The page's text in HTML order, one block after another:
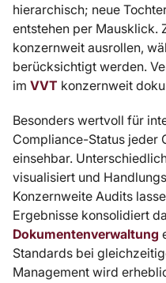
hierarchisch; neue
entstehen per Mausklick.
konzernweit ausrollen,
berücksichtigt werden.
im VVT konzernweit
Besonders wertvoll für
Compliance-Status jeder
einsehbar.
visualisiert und
Konzernweite Audits
Ergebnisse konsolidiert
Dokumentenverwaltung
Standards bei
Management wird